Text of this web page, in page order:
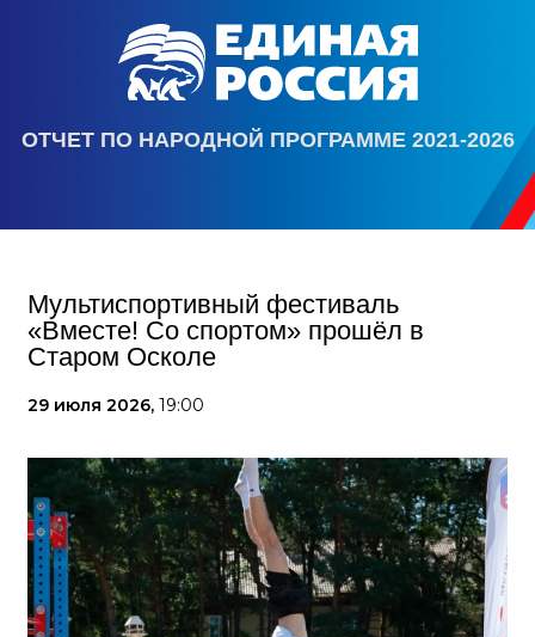
ОТЧЕТ ПО НАРОДНОЙ ПРОГРАММЕ 2021-2026
Мультиспортивный фестиваль
«Вместе! Со спортом» прошёл в
Старом Осколе
29 июля 2026, 19:00